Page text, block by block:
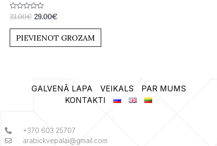
Novērtēts
ar
0
33.00€ 29.00€
PIEVIENOT GROZAM
GALVENĀ LAPA VEIKALS
PAR MUMS
KONTAKTI
+370 603 25707
arabickvepalai@gmail.com